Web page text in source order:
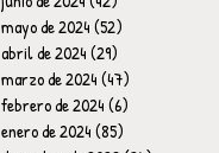
mayo de 2024(52)
abril de 2024(29)
marzo de 2024(47)
febrero de 2024(6)
enero de 2024(85)